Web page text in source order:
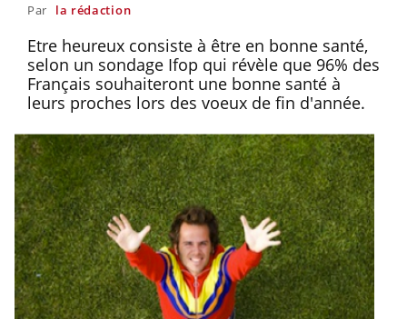
Par la rédaction
Etre heureux consiste à être en bonne santé,
selon un sondage Ifop qui révèle que 96% des
Français souhaiteront une bonne santé à
leurs proches lors des voeux de fin d'année.